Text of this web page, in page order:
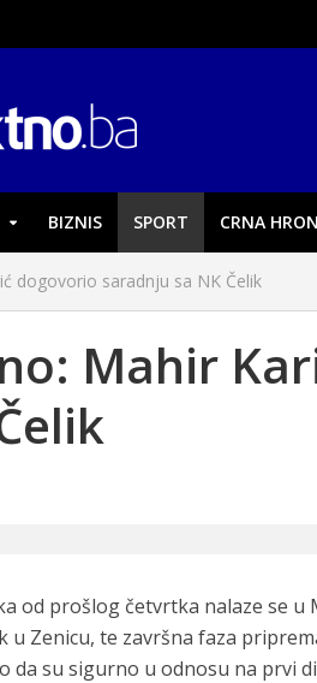
BIZNIS SPORT CRNA
dogovorio saradnju sa NK Čelik
Mahir
od prošlog četvrtka nalaze se
u Zenicu, te završna faza
da su sigurno u odnosu na prvi